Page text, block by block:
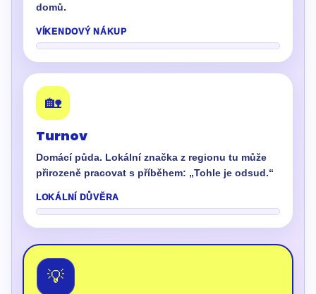
domů.
VÍKENDOVÝ NÁKUP
🏡
Turnov
Domácí půda. Lokální značka z regionu tu může
přirozeně pracovat s příběhem: „Tohle je odsud.“
LOKÁLNÍ DŮVĚRA
💡